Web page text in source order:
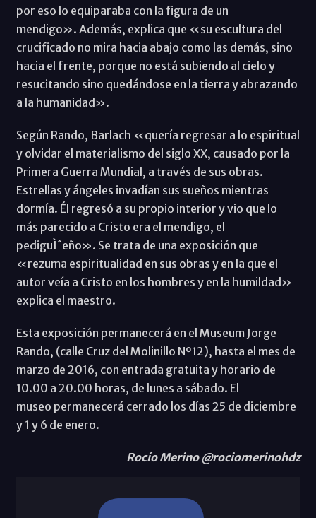
por eso lo equiparaba con la figura de un
mendigo». Además, explica que «su escultura del
crucificado no mira hacia abajo como las demás, sino
hacia el frente, porque no está subiendo al cielo y
resucitando sino quedándose en la tierra y abrazando
a la humanidad».
Según Rando, Barlach «quería regresar a lo espiritual
y olvidar el materialismo del siglo XX, causado por la
Primera Guerra Mundial, a través de sus obras.
Estrellas y ángeles invadían sus sueños mientras
dormía. Él regresó a su propio interior y vio que lo
más parecido a Cristo era el mendigo, el
pediguÌˆeño». Se trata de una exposición que
«rezuma espiritualidad en sus obras y en la que el
autor veía a Cristo en los hombres y en la humildad»
explica el maestro.
Esta exposición permanecerá en el Museum Jorge
Rando, (calle Cruz del Molinillo Nº12), hasta el mes de
marzo de 2016, con entrada gratuita y horario de
10.00 a 20.00 horas, de lunes a sábado. El
museo permanecerá cerrado los días 25 de diciembre
y 1 y 6 de enero.
Rocío Merino @rociomerinohdz